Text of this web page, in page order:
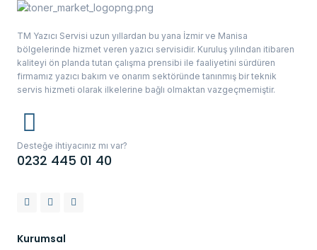
TM Yazıcı Servisi uzun yıllardan bu yana İzmir ve Manisa
bölgelerinde hizmet veren yazıcı servisidir. Kuruluş yılından itibaren
kaliteyi ön planda tutan çalışma prensibi ile faaliyetini sürdüren
firmamız yazıcı bakım ve onarım sektöründe tanınmış bir teknik
servis hizmeti olarak ilkelerine bağlı olmaktan vazgeçmemiştir.
Desteğe ihtiyacınız mı var?
0232 445 01 40
Kurumsal